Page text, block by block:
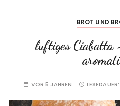
BROT UND
luftiges
VOR 5 JAHREN